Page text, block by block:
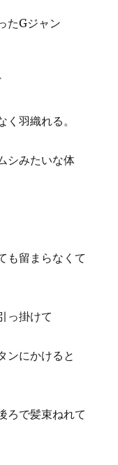
たGジャン
羽織れる。
シみたいな体
も留まらなくて
っ掛けて
ンにかけると
ろで髪束ねれて